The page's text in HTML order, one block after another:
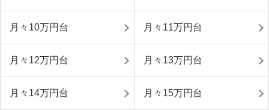
月々10万円台 月々11万円台
月々12万円台 月々13万円台
月々14万円台 月々15万円台